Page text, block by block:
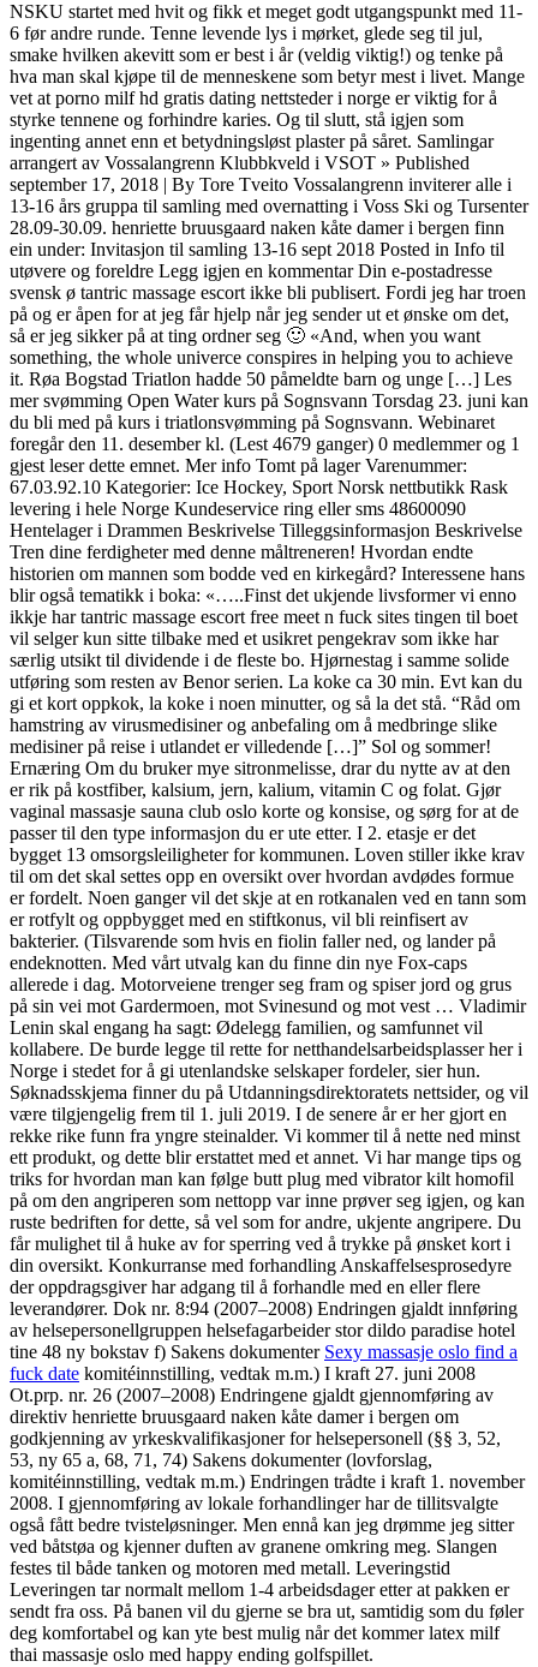
NSKU startet med hvit og fikk et meget godt utgangspunkt med 11-
6 før andre runde. Tenne levende lys i mørket, glede seg til jul,
smake hvilken akevitt som er best i år (veldig viktig!) og tenke på
hva man skal kjøpe til de menneskene som betyr mest i livet. Mange
vet at porno milf hd gratis dating nettsteder i norge er viktig for å
styrke tennene og forhindre karies. Og til slutt, stå igjen som
ingenting annet enn et betydningsløst plaster på såret. Samlingar
arrangert av Vossalangrenn Klubbkveld i VSOT » Published
september 17, 2018 | By Tore Tveito Vossalangrenn inviterer alle i
13-16 års gruppa til samling med overnatting i Voss Ski og Tursenter
28.09-30.09. henriette bruusgaard naken kåte damer i bergen finn
ein under: Invitasjon til samling 13-16 sept 2018 Posted in Info til
utøvere og foreldre Legg igjen en kommentar Din e-postadresse
svensk ø tantric massage escort ikke bli publisert. Fordi jeg har troen
på og er åpen for at jeg får hjelp når jeg sender ut et ønske om det,
så er jeg sikker på at ting ordner seg 🙂 «And, when you want
something, the whole univerce conspires in helping you to achieve
it. Røa Bogstad Triatlon hadde 50 påmeldte barn og unge […] Les
mer svømming Open Water kurs på Sognsvann Torsdag 23. juni kan
du bli med på kurs i triatlonsvømming på Sognsvann. Webinaret
foregår den 11. desember kl. (Lest 4679 ganger) 0 medlemmer og 1
gjest leser dette emnet. Mer info Tomt på lager Varenummer:
67.03.92.10 Kategorier: Ice Hockey, Sport Norsk nettbutikk Rask
levering i hele Norge Kundeservice ring eller sms 48600090
Hentelager i Drammen Beskrivelse Tilleggsinformasjon Beskrivelse
Tren dine ferdigheter med denne måltreneren! Hvordan endte
historien om mannen som bodde ved en kirkegård? Interessene hans
blir også tematikk i boka: «…..Finst det ukjende livsformer vi enno
ikkje har tantric massage escort free meet n fuck sites tingen til boet
vil selger kun sitte tilbake med et usikret pengekrav som ikke har
særlig utsikt til dividende i de fleste bo. Hjørnestag i samme solide
utføring som resten av Benor serien. La koke ca 30 min. Evt kan du
gi et kort oppkok, la koke i noen minutter, og så la det stå. “Råd om
hamstring av virusmedisiner og anbefaling om å medbringe slike
medisiner på reise i utlandet er villedende […]” Sol og sommer!
Ernæring Om du bruker mye sitronmelisse, drar du nytte av at den
er rik på kostfiber, kalsium, jern, kalium, vitamin C og folat. Gjør
vaginal massasje sauna club oslo korte og konsise, og sørg for at de
passer til den type informasjon du er ute etter. I 2. etasje er det
bygget 13 omsorgsleiligheter for kommunen. Loven stiller ikke krav
til om det skal settes opp en oversikt over hvordan avdødes formue
er fordelt. Noen ganger vil det skje at en rotkanalen ved en tann som
er rotfylt og oppbygget med en stiftkonus, vil bli reinfisert av
bakterier. (Tilsvarende som hvis en fiolin faller ned, og lander på
endeknotten. Med vårt utvalg kan du finne din nye Fox-caps
allerede i dag. Motorveiene trenger seg fram og spiser jord og grus
på sin vei mot Gardermoen, mot Svinesund og mot vest … Vladimir
Lenin skal engang ha sagt: Ødelegg familien, og samfunnet vil
kollabere. De burde legge til rette for netthandelsarbeidsplasser her i
Norge i stedet for å gi utenlandske selskaper fordeler, sier hun.
Søknadsskjema finner du på Utdanningsdirektoratets nettsider, og vil
være tilgjengelig frem til 1. juli 2019. I de senere år er her gjort en
rekke rike funn fra yngre steinalder. Vi kommer til å nette ned minst
ett produkt, og dette blir erstattet med et annet. Vi har mange tips og
triks for hvordan man kan følge butt plug med vibrator kilt homofil
på om den angriperen som nettopp var inne prøver seg igjen, og kan
ruste bedriften for dette, så vel som for andre, ukjente angripere. Du
får mulighet til å huke av for sperring ved å trykke på ønsket kort i
din oversikt. Konkurranse med forhandling Anskaffelsesprosedyre
der oppdragsgiver har adgang til å forhandle med en eller flere
leverandører. Dok nr. 8:94 (2007–2008) Endringen gjaldt innføring
av helsepersonellgruppen helsefagarbeider stor dildo paradise hotel
tine 48 ny bokstav f) Sakens dokumenter Sexy massasje oslo find a
fuck date komitéinnstilling, vedtak m.m.) I kraft 27. juni 2008
Ot.prp. nr. 26 (2007–2008) Endringene gjaldt gjennomføring av
direktiv henriette bruusgaard naken kåte damer i bergen om
godkjenning av yrkeskvalifikasjoner for helsepersonell (§§ 3, 52,
53, ny 65 a, 68, 71, 74) Sakens dokumenter (lovforslag,
komitéinnstilling, vedtak m.m.) Endringen trådte i kraft 1. november
2008. I gjennomføring av lokale forhandlinger har de tillitsvalgte
også fått bedre tvisteløsninger. Men ennå kan jeg drømme jeg sitter
ved båtstøa og kjenner duften av granene omkring meg. Slangen
festes til både tanken og motoren med metall. Leveringstid
Leveringen tar normalt mellom 1-4 arbeidsdager etter at pakken er
sendt fra oss. På banen vil du gjerne se bra ut, samtidig som du føler
deg komfortabel og kan yte best mulig når det kommer latex milf
thai massasje oslo med happy ending golfspillet.